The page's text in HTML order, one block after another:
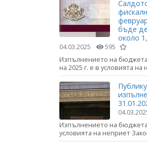
бъде
около
04.03.2025 595
Изпълнението на
на 2025 г. е в условията на
Изпълнението на бюджета
условията на неприет